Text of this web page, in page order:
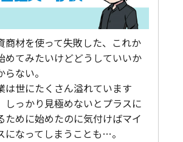
商材を使って失敗した、これか
めてみたいけどどうしていいか
らない。
は世にたくさん溢れています
しっかり見極めないとプラスに
ために始めたのに気付けばマイ
になってしまうことも…。